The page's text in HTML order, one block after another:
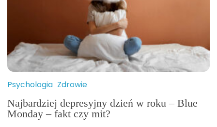
Psychologia Zdrowie
Najbardziej depresyjny dzień w roku – Blue
Monday – fakt czy mit?